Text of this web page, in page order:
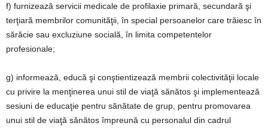
f) furnizează servicii medicale de profilaxie primară, secundară şi
terţiară membrilor comunităţii, în special persoanelor care trăiesc în
sărăcie sau excluziune socială, în limita competentelor
profesionale;
g) informează, educă şi conştientizează membrii colectivităţii locale
cu privire la menţinerea unui stil de viaţă sănătos şi implementează
sesiuni de educaţie pentru sănătate de grup, pentru promovarea
unui stil de viaţă sănătos împreună cu personalul din cadrul